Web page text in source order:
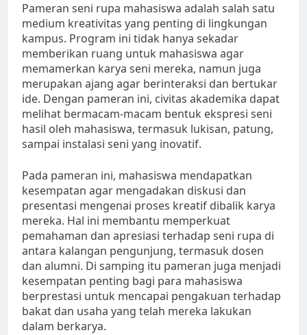
Pameran seni rupa mahasiswa adalah salah satu
medium kreativitas yang penting di lingkungan
kampus. Program ini tidak hanya sekadar
memberikan ruang untuk mahasiswa agar
memamerkan karya seni mereka, namun juga
merupakan ajang agar berinteraksi dan bertukar
ide. Dengan pameran ini, civitas akademika dapat
melihat bermacam-macam bentuk ekspresi seni
hasil oleh mahasiswa, termasuk lukisan, patung,
sampai instalasi seni yang inovatif.
Pada pameran ini, mahasiswa mendapatkan
kesempatan agar mengadakan diskusi dan
presentasi mengenai proses kreatif dibalik karya
mereka. Hal ini membantu memperkuat
pemahaman dan apresiasi terhadap seni rupa di
antara kalangan pengunjung, termasuk dosen
dan alumni. Di samping itu pameran juga menjadi
kesempatan penting bagi para mahasiswa
berprestasi untuk mencapai pengakuan terhadap
bakat dan usaha yang telah mereka lakukan
dalam berkarya.